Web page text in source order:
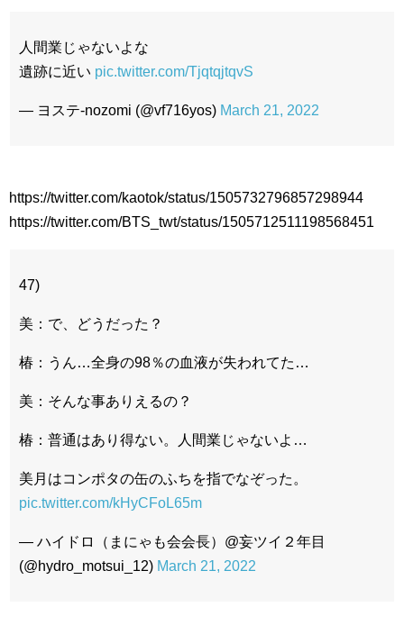
人間業じゃないよな
遺跡に近い pic.twitter.com/TjqtqjtqvS
— ヨステ-nozomi (@vf716yos) March 21, 2022
https://twitter.com/kaotok/status/1505732796857298944
https://twitter.com/BTS_twt/status/1505712511198568451
47)
美：で、どうだった？
椿：うん…全身の98％の血液が失われてた…
美：そんな事ありえるの？
椿：普通はあり得ない。人間業じゃないよ…
美月はコンポタの缶のふちを指でなぞった。
pic.twitter.com/kHyCFoL65m
— ハイドロ（まにゃも会会長）@妄ツイ２年目
(@hydro_motsui_12) March 21, 2022